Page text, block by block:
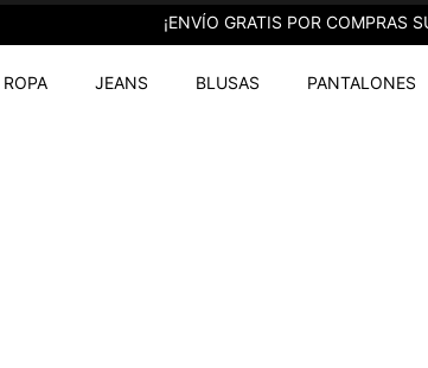
¡ENVÍO GRATIS POR COMPRAS
ROPA JEANS BLUSAS PANTALONES